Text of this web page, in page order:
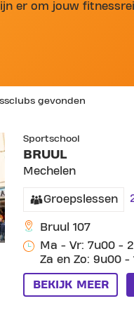
er om jouw
gevonden
Sportschool
BRUUL
Mechelen
Groepslessen
Bruul 107
Ma - Vr: 7u00 -
Za en Zo: 9u00 -
BEKIJK MEER